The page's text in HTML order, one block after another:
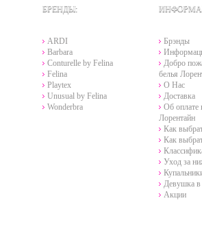
БРЕНДЫ:
ARDI
Barbara
Conturelle by Felina
Felina
Playtex
Unusual by Felina
Wonderbra
Брэнды
Добро
белья
О Нас
Доставка
Об оплате
Лорентайн
Как
Как
Уход за
Девушка в
Акции